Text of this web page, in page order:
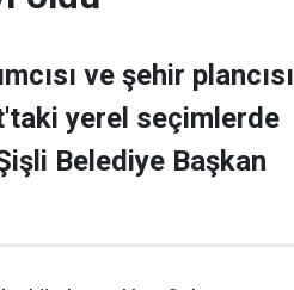
ve şehir plancısı
yerel seçimlerde
Belediye Başkan